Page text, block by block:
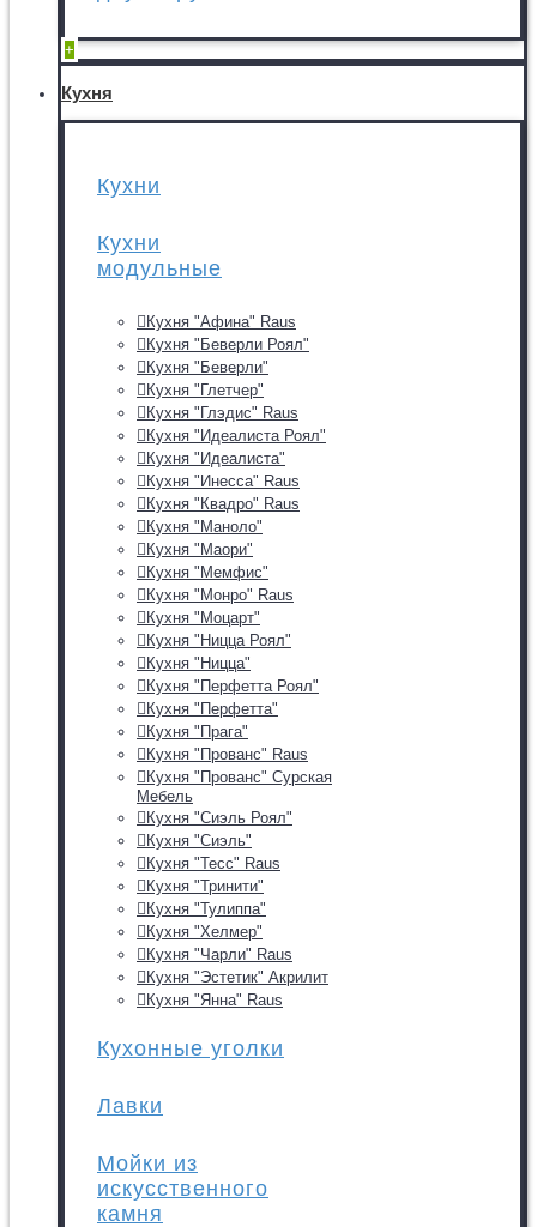
+
Кухня
Кухни
Кухни
модульные
Кухня "Афина" Raus
Кухня "Беверли Роял"
Кухня "Беверли"
Кухня "Глетчер"
Кухня "Глэдис" Raus
Кухня "Идеалиста Роял"
Кухня "Идеалиста"
Кухня "Инесса" Raus
Кухня "Квадро" Raus
Кухня "Маноло"
Кухня "Маори"
Кухня "Мемфис"
Кухня "Монро" Raus
Кухня "Моцарт"
Кухня "Ницца Роял"
Кухня "Ницца"
Кухня "Перфетта Роял"
Кухня "Перфетта"
Кухня "Прага"
Кухня "Прованс" Raus
Кухня "Прованс" Сурская
Мебель
Кухня "Сиэль Роял"
Кухня "Сиэль"
Кухня "Тесс" Raus
Кухня "Тринити"
Кухня "Тулиппа"
Кухня "Хелмер"
Кухня "Чарли" Raus
Кухня "Эстетик" Акрилит
Кухня "Янна" Raus
Кухонные уголки
Лавки
Мойки из
искусственного
камня